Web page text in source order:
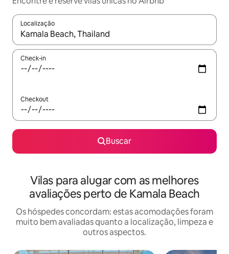
Localização
Quando os resultados estiverem disponíveis, explore-os
Check-in
Checkout
Buscar
Vilas para alugar com as melhores
avaliações perto de Kamala Beach
Os hóspedes concordam: estas acomodações foram
muito bem avaliadas quanto a localização, limpeza e
outros aspectos.